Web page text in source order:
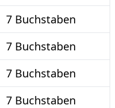
7 Buchstaben
7 Buchstaben
7 Buchstaben
7 Buchstaben